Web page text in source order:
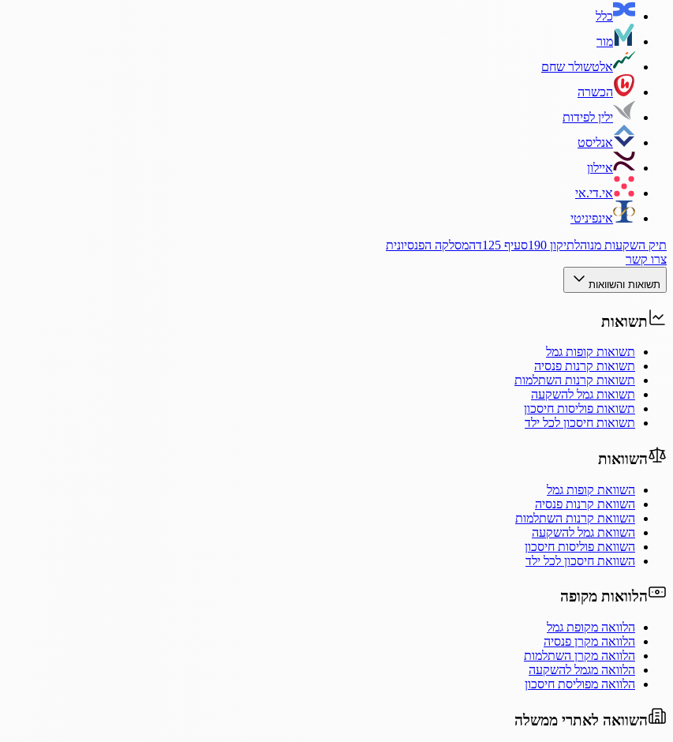
כלל
מור
אלטשולר שחם
הכשרה
ילין לפידות
אנליסט
איילון
אי.די.אי
אינפיניטי
תיק השקעות מנוהלתיקון 190 סעיף 125ד
המסלקה הפנסיונית
צרו קשר
תשואות והשוואות
תשואות
תשואות קופות גמל
תשואות קרנות פנסיה
תשואות קרנות השתלמות
תשואות גמל להשקעה
תשואות פוליסות חיסכון
תשואות חיסכון לכל ילד
השוואות
השוואת קופות גמל
השוואת קרנות פנסיה
השוואת קרנות השתלמות
השוואת גמל להשקעה
השוואת פוליסות חיסכון
השוואת חיסכון לכל ילד
הלוואות מקופה
הלוואה מקופת גמל
הלוואה מקרן פנסיה
הלוואה מקרן השתלמות
הלוואה מגמל להשקעה
הלוואה מפוליסת חיסכון
השוואה לאתרי ממשלה